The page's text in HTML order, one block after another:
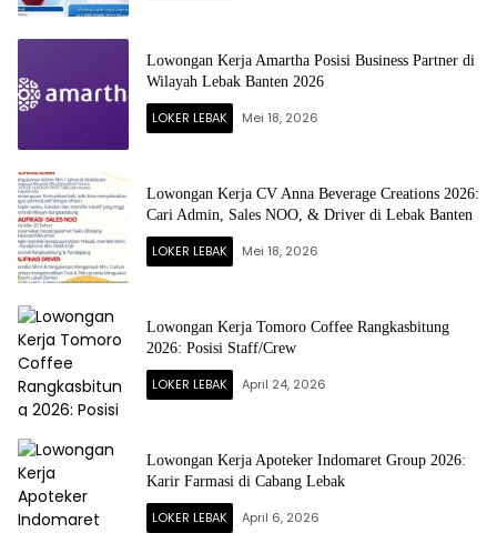
Lowongan Kerja Amartha Posisi Business Partner di
Wilayah Lebak Banten 2026
LOKER LEBAK Mei 18, 2026
Lowongan Kerja CV Anna Beverage Creations 2026:
Cari Admin, Sales NOO, & Driver di Lebak Banten
LOKER LEBAK Mei 18, 2026
Lowongan Kerja Tomoro Coffee Rangkasbitung
2026: Posisi Staff/Crew
LOKER LEBAK April 24, 2026
Lowongan Kerja Apoteker Indomaret Group 2026:
Karir Farmasi di Cabang Lebak
LOKER LEBAK April 6, 2026